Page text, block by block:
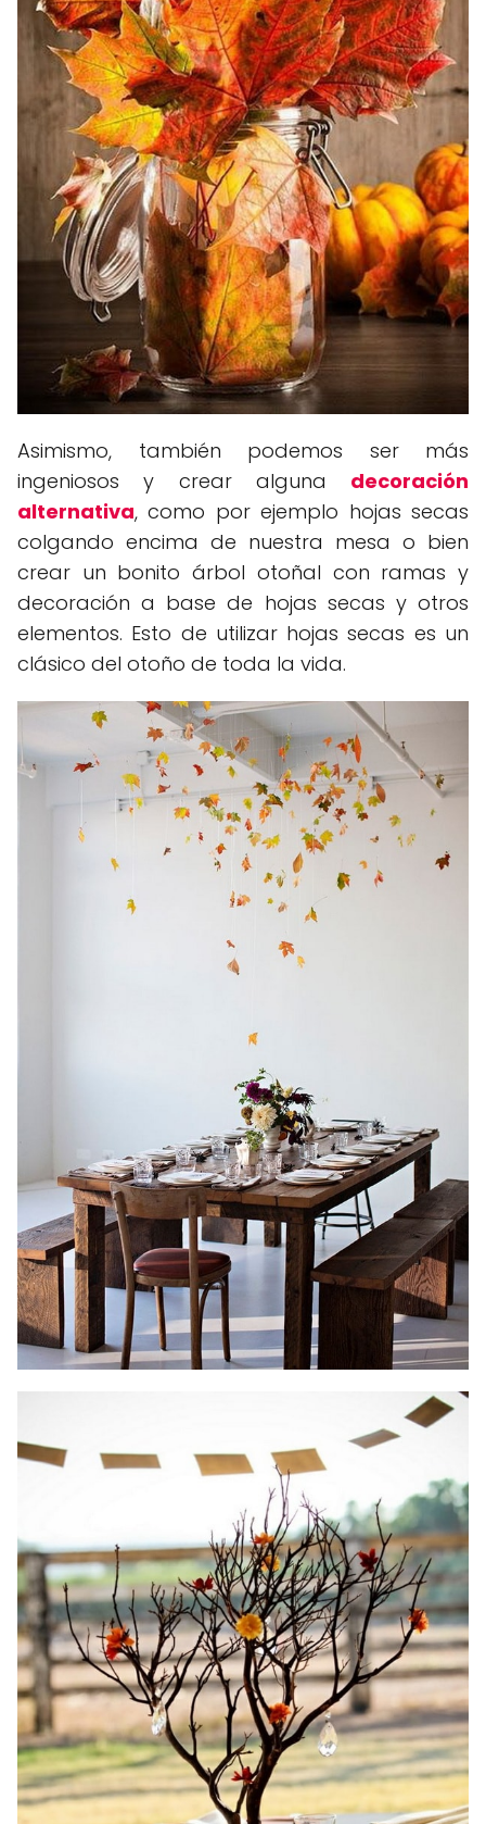
Asimismo, también podemos ser más
ingeniosos y crear alguna decoración
alternativa, como por ejemplo hojas secas
colgando encima de nuestra mesa o bien
crear un bonito árbol otoñal con ramas y
decoración a base de hojas secas y otros
elementos. Esto de utilizar hojas secas es un
clásico del otoño de toda la vida.